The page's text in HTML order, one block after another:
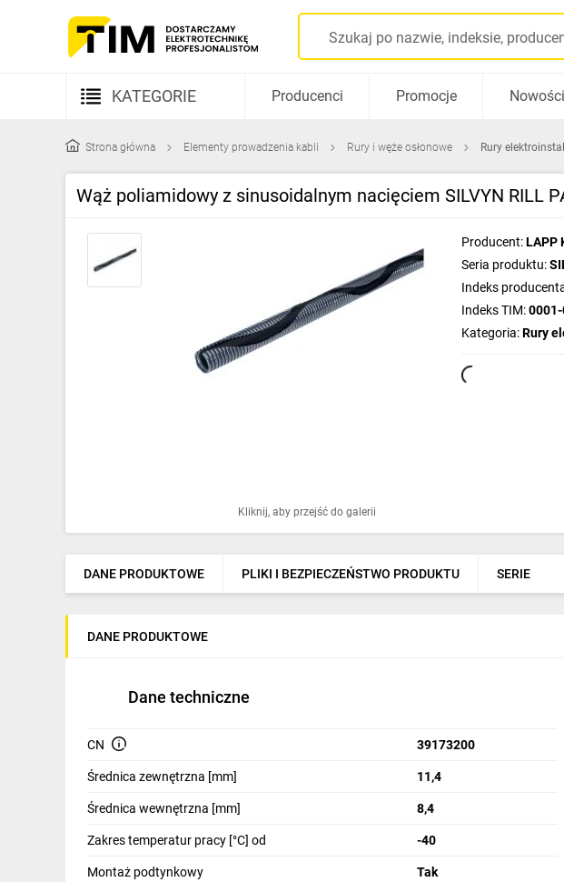
KATEGORIE
Kable i przewody
Rozdzielnice i obudowy
Elementy prowadzenia kabli
Ogrzewanie
Elektronarzędzia i mierniki
Dom i ogród
Odzież ochronna i BHP
Producenci Promocje Nowości
Strona główna Elementy prowadzenia kabli Rury i węże osłonowe Rury
Wąż poliamidowy z sinusoidalnym nacięciem SILVYN RILL
Kliknij, aby przejść do galerii
Producent:LAPP
Seria produktu:
Indeks
Indeks TIM:
Kategoria:Rury
DANE PRODUKTOWE PLIKI I BEZPIECZEŃSTWO PRODUKTU SERIE
DANE PRODUKTOWE
Dane techniczne
CN 39173200
Średnica zewnętrzna [mm] 11,4
Średnica wewnętrzna [mm] 8,4
Zakres temperatur pracy [°C] od -40
Montaż podtynkowy Tak